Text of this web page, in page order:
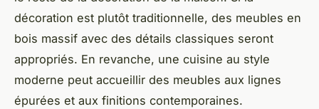
décoration est plutôt traditionnelle, des meubles en
bois massif avec des détails classiques seront
appropriés. En revanche, une cuisine au style
moderne peut accueillir des meubles aux lignes
épurées et aux finitions contemporaines.